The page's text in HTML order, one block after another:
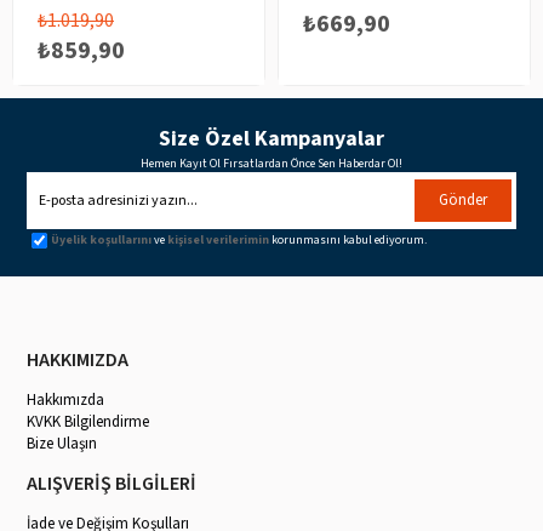
₺859,90
₺1.019,90 ₺669,90
Size Özel Kampanyalar
Hemen Kayıt Ol Fırsatlardan Önce Sen Haberdar Ol!
Gönder
Üyelik koşullarınıve kişisel verilerimin korunmasını kabul ediyorum.
HAKKIMIZDA
Hakkımızda
KVKK Bilgilendirme
Bize Ulaşın
ALIŞVERİŞ BİLGİLERİ
İade ve Değişim Koşulları